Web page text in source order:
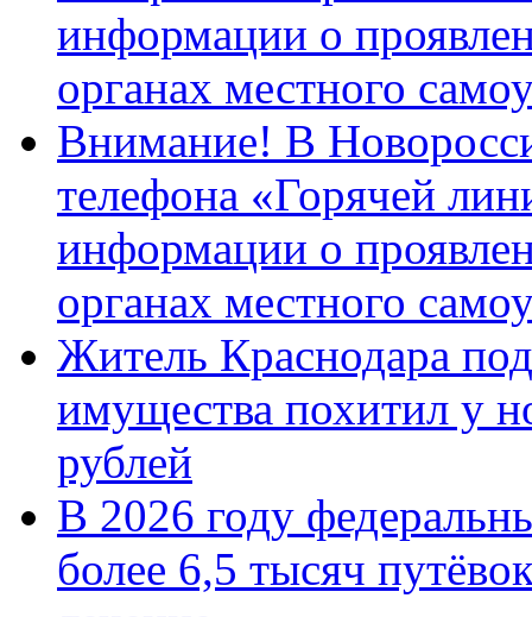
информации о
органах местного
Внимание! В
телефона «Горячей
информации о
органах местного
Житель Краснодара
имущества похитил у
рублей
В 2026 году
более 6,5 тысяч